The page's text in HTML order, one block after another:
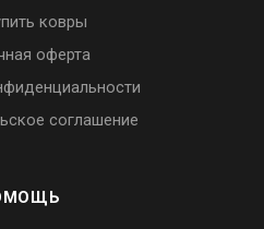
ковры
оферта
соглашение